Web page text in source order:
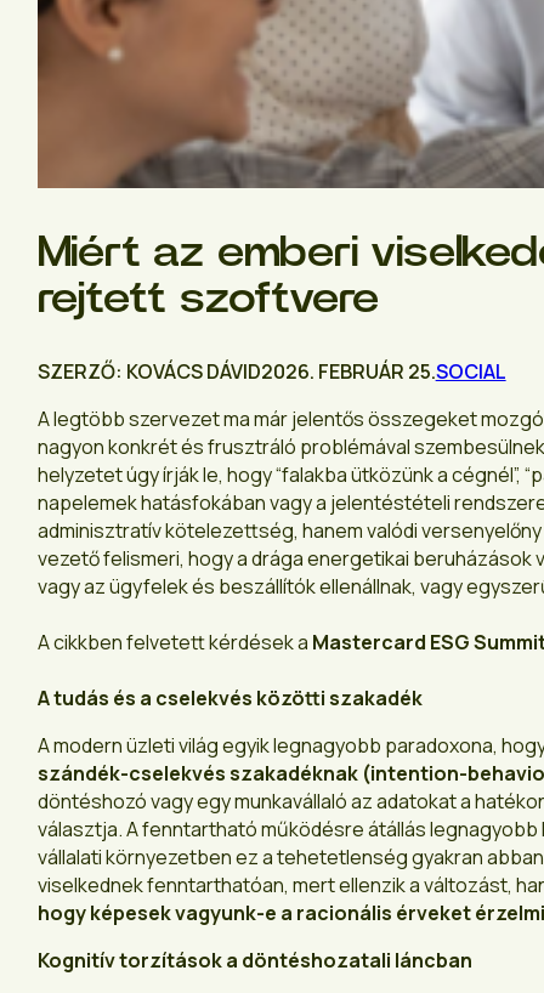
Miért az emberi
rejtett szoftvere
SZERZŐ: KOVÁCS DÁVID2026. FEBRUÁR 25.SOCIAL
A legtöbb szervezet ma már jelentős összegeket
nagyon konkrét és frusztráló problémával
helyzetet úgy írják le, hogy “falakba ütközünk a cégnél”,
napelemek hatásfokában vagy a jelentéstételi
adminisztratív kötelezettség, hanem valódi
vezető felismeri, hogy a drága energetikai
vagy az ügyfelek és beszállítók ellenállnak, vagy
A cikkben felvetett kérdések a Mastercard ESG
A tudás és a cselekvés közötti szakadék
A modern üzleti világ egyik legnagyobb paradoxona,
szándék-cselekvés szakadéknak (intention-
döntéshozó vagy egy munkavállaló az adatokat a
választja. A fenntartható működésre átállás legnagyobb
vállalati környezetben ez a tehetetlenség gyakran
viselkednek fenntarthatóan, mert ellenzik a változást,
hogy képesek vagyunk-e a racionális érveketé
Kognitív torzítások a döntéshozatali láncban